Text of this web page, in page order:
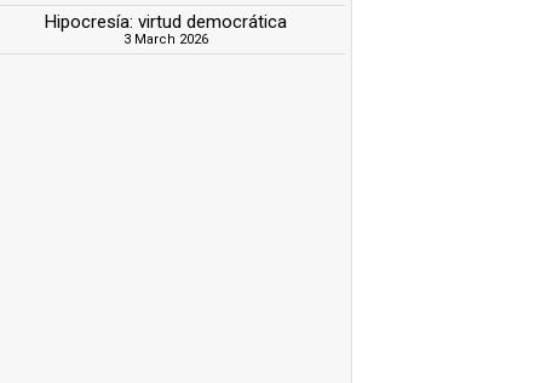
Hipocresía: virtud democrática
3 March 2026